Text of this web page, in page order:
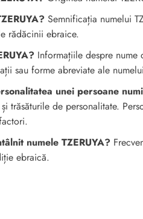
Semnificația numelui
rădăcinii ebraice.
Informațiile despre nume
sau forme abreviate ale
unei persoane
trăsăturile de personalitate.
numele TZERUYA?
ebraică.